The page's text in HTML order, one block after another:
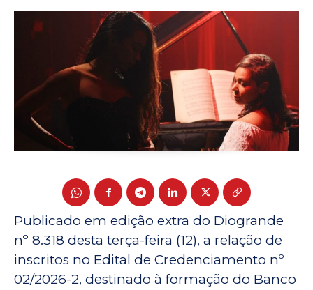
Publicado em edição extra do Diogrande
nº 8.318 desta terça-feira (12), a relação de
inscritos no Edital de Credenciamento nº
02/2026-2, destinado à formação do Banco